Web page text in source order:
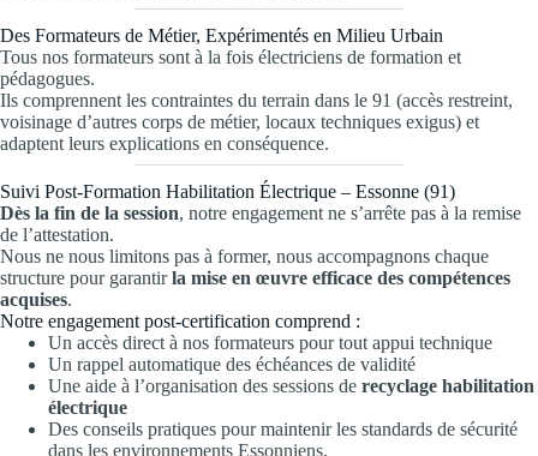
Des Formateurs de Métier, Expérimentés en Milieu Urbain
Tous nos formateurs sont à la fois électriciens de formation et
pédagogues.
Ils comprennent les contraintes du terrain dans le 91 (accès restreint,
voisinage d’autres corps de métier, locaux techniques exigus) et
adaptent leurs explications en conséquence.
Suivi Post-Formation Habilitation Électrique – Essonne (91)
Dès la fin de la session, notre engagement ne s’arrête pas à la remise
de l’attestation.
Nous ne nous limitons pas à former, nous accompagnons chaque
structure pour garantirla mise en œuvre efficace des compétences
acquises.
Notre engagement post-certification comprend :
Un accès direct à nos formateurs pour tout appui technique
Un rappel automatique des échéances de validité
Une aide à l’organisation des sessions de recyclage habilitation
électrique
Des conseils pratiques pour maintenir les standards de sécurité
dans les environnements Essonniens.